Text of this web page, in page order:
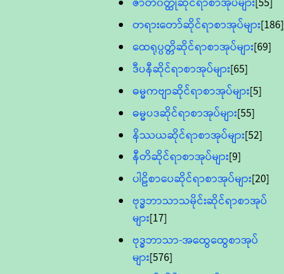
တရားတော်ဆိုင်ရာစာအုပ်များ[186]
ထေရုပ္ပတ္တိဆိုင်ရာစာအုပ်များ[69]
ဒီပနီဆိုင်ရာစာအုပ်များ[65]
ဓမ္မကဗျာဆိုင်ရာစာအုပ်များ[5]
ဓမ္မပဒဆိုင်ရာစာအုပ်များ[55]
နိဿယဆိုင်ရာစာအုပ်များ[52]
နီတိဆိုင်ရာစာအုပ်များ[9]
ပါဠိစာပေဆိုင်ရာစာအုပ်များ[20]
ဗုဒ္ဓဘာသာသမိုင်းဆိုင်ရာစာအုပ်
များ[17]
ဗုဒ္ဓဘာသာ-အထွေထွေစာအုပ်
များ[576]